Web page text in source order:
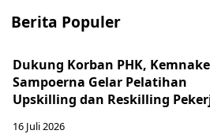
Berita Populer
Dukung Korban PHK,
Sampoerna Gelar Pelatihan
Upskilling dan Reskilling
16 Juli 2026